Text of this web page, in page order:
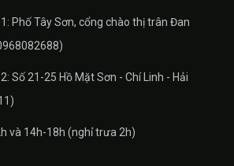
Phố Tây Sơn, cổng chào thị trân Đan
Số 21-25 Hồ Mặt Sơn - Chí Linh - Hải
và 14h-18h (nghỉ trưa 2h)